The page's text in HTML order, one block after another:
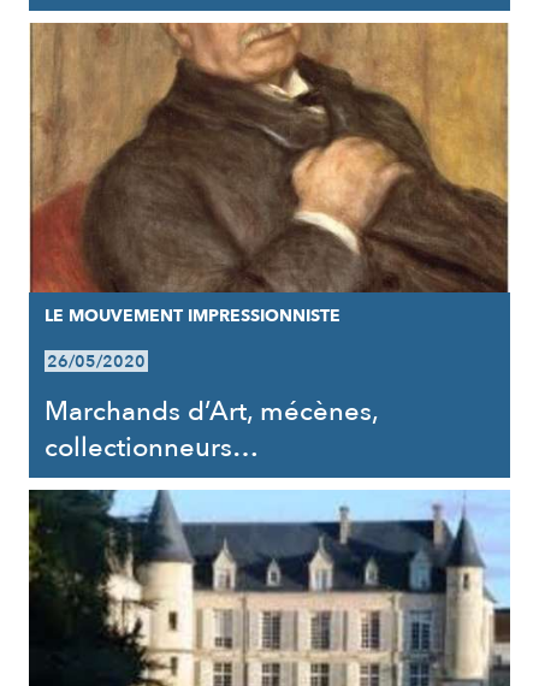
LE MOUVEMENT IMPRESSIONNISTE
26/05/2020
Marchands d’Art, mécènes,
collectionneurs…